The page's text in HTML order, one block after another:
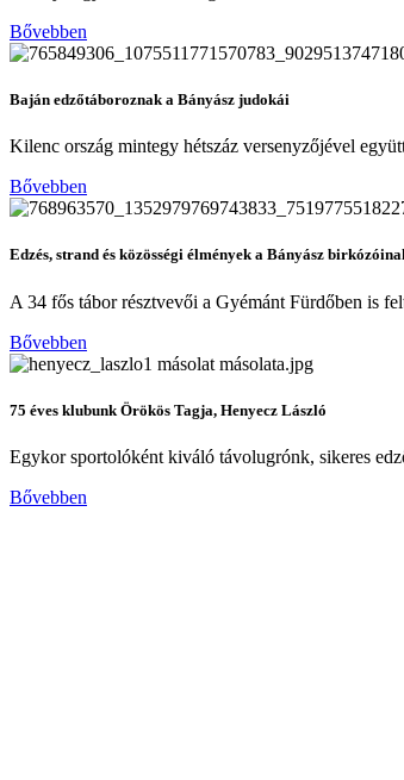
Bővebben
Baján edzőtáboroznak a Bányász judokái
Kilenc ország mintegy hétszáz versenyzőjével
Bővebben
Edzés, strand és közösségi élmények a Bányász
A 34 fős tábor résztvevői a Gyémánt Fürdőben is
Bővebben
75 éves klubunk Örökös Tagja, Henyecz László
Egykor sportolóként kiváló távolugrónk, sikeres
Bővebben